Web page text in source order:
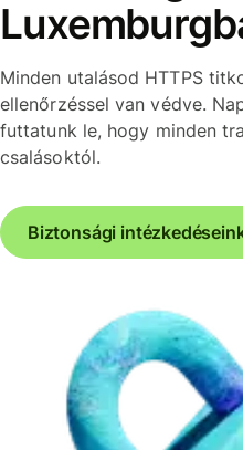
Minden utalásod HTTPS
ellenőrzéssel van védve.
futtatunk le, hogy minden
csalásoktól.
Biztonsági